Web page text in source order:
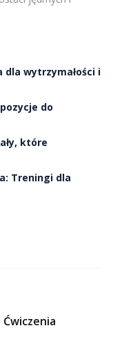
dla wytrzymałości i
do
które
Treningi dla